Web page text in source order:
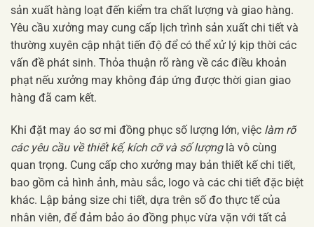
sản xuất hàng loạt đến kiểm tra chất lượng và giao hàng.
Yêu cầu xưởng may cung cấp lịch trình sản xuất chi tiết và
thường xuyên cập nhật tiến độ để có thể xử lý kịp thời các
vấn đề phát sinh. Thỏa thuận rõ ràng về các điều khoản
phạt nếu xưởng may không đáp ứng được thời gian giao
hàng đã cam kết.
Khi đặt may áo sơ mi đồng phục số lượng lớn, việc làm rõ
các yêu cầu về thiết kế, kích cỡ và số lượnglà vô cùng
quan trọng. Cung cấp cho xưởng may bản thiết kế chi tiết,
bao gồm cả hình ảnh, màu sắc, logo và các chi tiết đặc biệt
khác. Lập bảng size chi tiết, dựa trên số đo thực tế của
nhân viên, để đảm bảo áo đồng phục vừa vặn với tất cả